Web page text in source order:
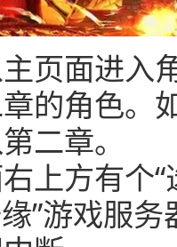
页面进入
的角色。
二章。
上方有个
”游戏服